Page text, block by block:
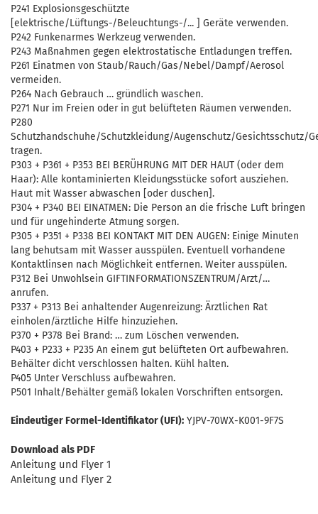
P241 Explosionsgeschützte
[elektrische/Lüftungs-/Beleuchtungs-/... ] Geräte verwenden.
P242 Funkenarmes Werkzeug verwenden.
P243 Maßnahmen gegen elektrostatische Entladungen treffen.
P261 Einatmen von Staub/Rauch/Gas/Nebel/Dampf/Aerosol
vermeiden.
P264 Nach Gebrauch … gründlich waschen.
P271 Nur im Freien oder in gut belüfteten Räumen verwenden.
P280
Schutzhandschuhe/Schutzkleidung/Augenschutz/Gesichtsschutz/
tragen.
P303 + P361 + P353 BEI BERÜHRUNG MIT DER HAUT (oder dem
Haar): Alle kontaminierten Kleidungsstücke sofort ausziehen.
Haut mit Wasser abwaschen [oder duschen].
P304 + P340 BEI EINATMEN: Die Person an die frische Luft bringen
und für ungehinderte Atmung sorgen.
P305 + P351 + P338 BEI KONTAKT MIT DEN AUGEN: Einige Minuten
lang behutsam mit Wasser ausspülen. Eventuell vorhandene
Kontaktlinsen nach Möglichkeit entfernen. Weiter ausspülen.
P312 Bei Unwohlsein GIFTINFORMATIONSZENTRUM/Arzt/…
anrufen.
P337 + P313 Bei anhaltender Augenreizung: Ärztlichen Rat
einholen/ärztliche Hilfe hinzuziehen.
P370 + P378 Bei Brand: … zum Löschen verwenden.
P403 + P233 + P235 An einem gut belüfteten Ort aufbewahren.
Behälter dicht verschlossen halten. Kühl halten.
P405 Unter Verschluss aufbewahren.
P501 Inhalt/Behälter gemäß lokalen Vorschriften entsorgen.
Eindeutiger Formel-Identifikator (UFI): YJPV-70WX-K001-9F7S
Download als PDF
Anleitung und Flyer 1
Anleitung und Flyer 2